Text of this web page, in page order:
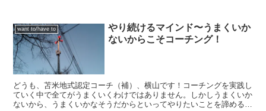
want to/have to
やり続けるマインド〜うまくいか
ないからこそコーチング！
どうも、苫米地式認定コーチ（補）、横山です！コーチングを実践し
ていく中で全てがうまくいくわけではありません。しかしうまくいか
ないから、うまくいかなそうだからといってやりたいことを諦めるこ